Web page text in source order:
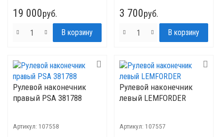
19 000руб. 3 700руб.
Рулевой наконечник
правый PSA 381788
Артикул: 107558
Рулевой наконечник
левый LEMFORDER
Артикул: 107557